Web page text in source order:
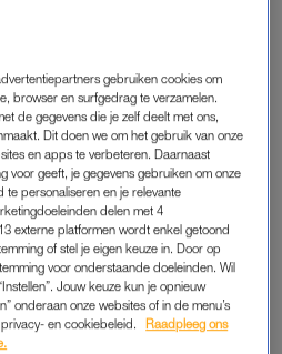
van de hoofdrolspelers in
van Stichting Hulptroepen
met verduistering.
dat zij een strafrechtelijk
onder meer, (ex-)bestuurders van
van Lienden. Aanleiding voor
die Randstad eind december
gebruiken cookies om
browser en surfgedrag te verzamelen.
de gegevens die je zelf deelt met ons,
Dit doen we om het gebruik van onze
en apps te verbeteren. Daarnaast
voor geeft, je gegevens gebruiken om onze
personaliseren en je relevante
delen met 4
externe platformen wordt enkel getoond
of stel je eigen keuze in. Door op
voor onderstaande doeleinden. Wil
Jouw keuze kun je opnieuw
onderaan onze websites of in de menu’s
en cookiebeleid.
Raadpleeg ons